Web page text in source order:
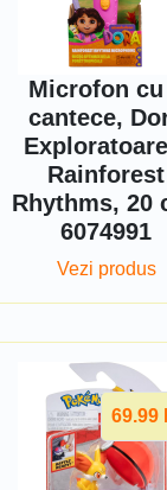
Microfon cu
cantece,
Rainforest
Rhythms, 20
6074991
Vezi produs
69.99